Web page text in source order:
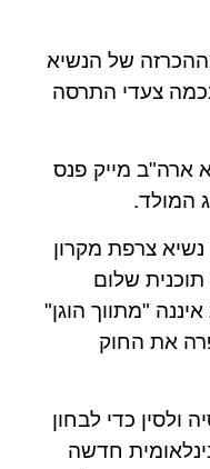
של הנשיא
צעדי התרסה
ארה"ב מייק פנס
המולד.
צרפת מקרון
שלום
איננה "מתווך הוגן"
את החוק
ולסין כדי לבחון
חדשה